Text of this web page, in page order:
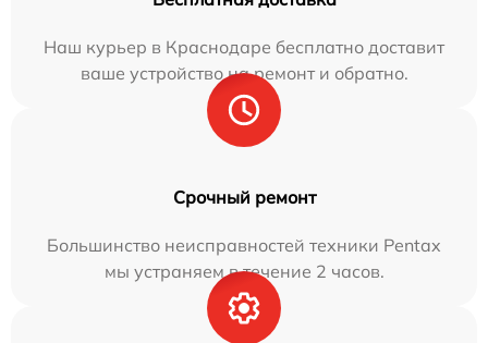
Наш курьер в Краснодаре бесплатно доставит
ваше устройство на ремонт и обратно.
Срочный ремонт
Большинство неисправностей техники Pentax
мы устраняем в течение 2 часов.